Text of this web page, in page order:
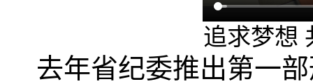
追求梦想
去年省纪委推出第一